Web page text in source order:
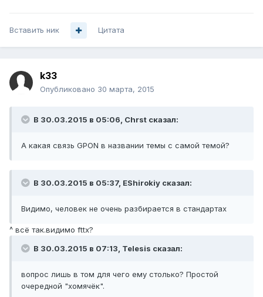
Вставить ник Цитата
k33
Опубликовано 30 марта, 2015
В 30.03.2015 в 05:06, Chrst сказал:
А какая связь GPON в названии темы с самой темой?
В 30.03.2015 в 05:37, EShirokiy сказал:
Видимо, человек не очень разбирается в стандартах
^ всё так.видимо fttx?
В 30.03.2015 в 07:13, Telesis сказал:
вопрос лишь в том для чего ему столько? Простой
очередной "хомячёк".